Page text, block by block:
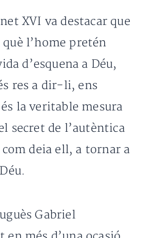
XVI va destacar que
què l’home pretén
d’esquena a Déu,
res a dir-li, ens
la veritable mesura
secret de l’autèntica
deia ell, a tornar a
Gabriel